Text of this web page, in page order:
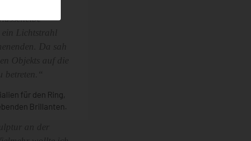
den freien
für den Ring,
Brillanten.